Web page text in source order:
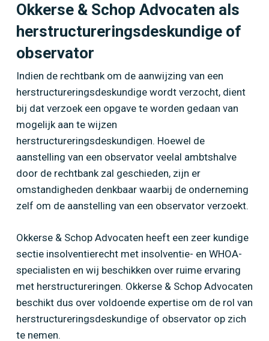
Okkerse & Schop Advocaten als
herstructureringsdeskundige of
observator
Indien de rechtbank om de aanwijzing van een
herstructureringsdeskundige wordt verzocht, dient
bij dat verzoek een opgave te worden gedaan van
mogelijk aan te wijzen
herstructureringsdeskundigen. Hoewel de
aanstelling van een observator veelal ambtshalve
door de rechtbank zal geschieden, zijn er
omstandigheden denkbaar waarbij de onderneming
zelf om de aanstelling van een observator verzoekt.
Okkerse & Schop Advocaten heeft een zeer kundige
sectie insolventierecht met insolventie- en WHOA-
specialisten en wij beschikken over ruime ervaring
met herstructureringen. Okkerse & Schop Advocaten
beschikt dus over voldoende expertise om de rol van
herstructureringsdeskundige of observator op zich
te nemen.